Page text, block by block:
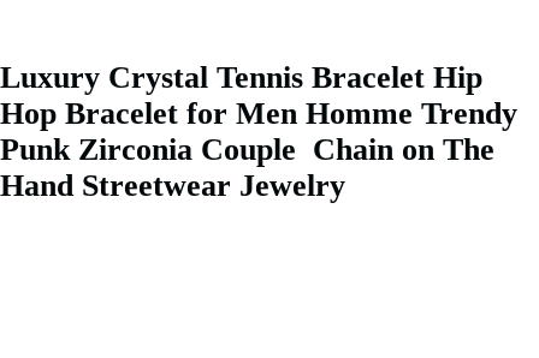
Luxury Crystal Tennis Bracelet Hip
Hop Bracelet for Men Homme Trendy
Punk Zirconia Couple Chain on The
Hand Streetwear Jewelry